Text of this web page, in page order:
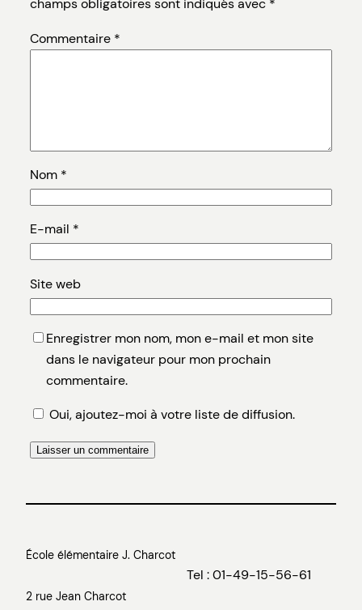
champs obligatoires sont indiqués avec *
Commentaire *
Nom *
E-mail *
Site web
Enregistrer mon nom, mon e-mail et mon site
dans le navigateur pour mon prochain
commentaire.
Oui, ajoutez-moi à votre liste de diffusion.
École élémentaire J. Charcot
2 rue Jean Charcot
Tel : 01-49-15-56-61